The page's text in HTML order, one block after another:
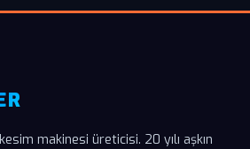
makinesi üreticisi. 20 yılı aşkın